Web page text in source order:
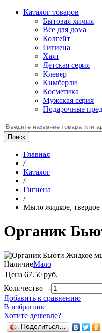
Каталог товаров
Бытовая химия
Все для дома
Колгейт
Гигиена
Хаят
Детская серия
Клевер
Кимберли
Косметика
Мужская серия
Подарочные
Главная
/
Каталог
/
Гигиена
/
Мыло жидкое, твердое
Органик
НаличиеМало
Цена 67.50 руб.
Количество -
Добавить к сравнению
В избранное
Хотите дешевле?
Поделиться…